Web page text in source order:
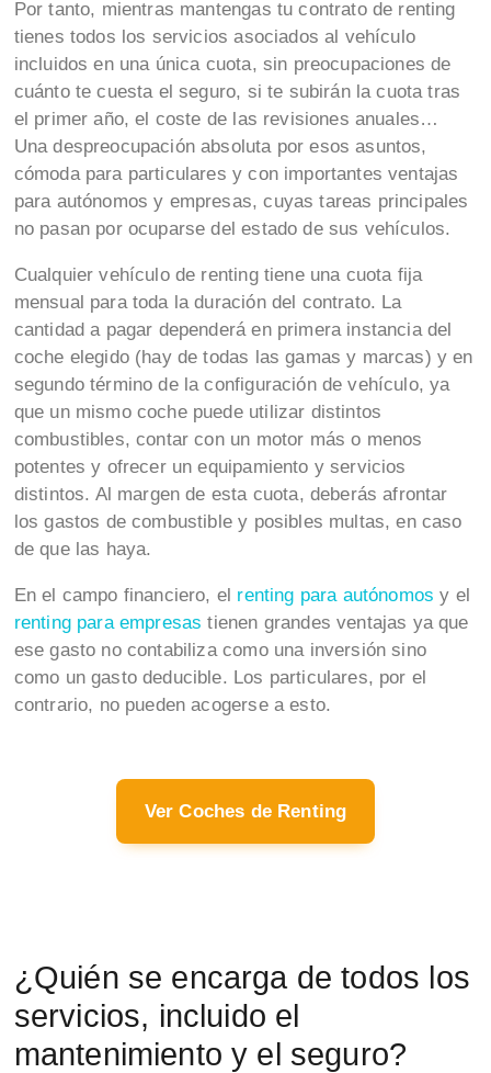
Por tanto, mientras mantengas tu contrato de renting
tienes todos los servicios asociados al vehículo
incluidos en una única cuota, sin preocupaciones de
cuánto te cuesta el seguro, si te subirán la cuota tras
el primer año, el coste de las revisiones anuales…
Una despreocupación absoluta por esos asuntos,
cómoda para particulares y con importantes ventajas
para autónomos y empresas, cuyas tareas principales
no pasan por ocuparse del estado de sus vehículos.
Cualquier vehículo de renting tiene una cuota fija
mensual para toda la duración del contrato. La
cantidad a pagar dependerá en primera instancia del
coche elegido (hay de todas las gamas y marcas) y en
segundo término de la configuración de vehículo, ya
que un mismo coche puede utilizar distintos
combustibles, contar con un motor más o menos
potentes y ofrecer un equipamiento y servicios
distintos. Al margen de esta cuota, deberás afrontar
los gastos de combustible y posibles multas, en caso
de que las haya.
En el campo financiero, el renting para autónomos y el
renting para empresas tienen grandes ventajas ya que
ese gasto no contabiliza como una inversión sino
como un gasto deducible. Los particulares, por el
contrario, no pueden acogerse a esto.
Ver Coches de Renting
¿Quién se encarga de todos los
servicios, incluido el
mantenimiento y el seguro?